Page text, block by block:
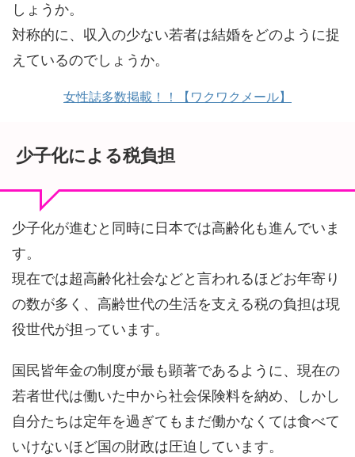
しょうか。
対称的に、収入の少ない若者は結婚をどのように捉
えているのでしょうか。
女性誌多数掲載！！【ワクワクメール】
少子化による税負担
少子化が進むと同時に日本では高齢化も進んでいま
す。
現在では超高齢化社会などと言われるほどお年寄り
の数が多く、高齢世代の生活を支える税の負担は現
役世代が担っています。
国民皆年金の制度が最も顕著であるように、現在の
若者世代は働いた中から社会保険料を納め、しかし
自分たちは定年を過ぎてもまだ働かなくては食べて
いけないほど国の財政は圧迫しています。